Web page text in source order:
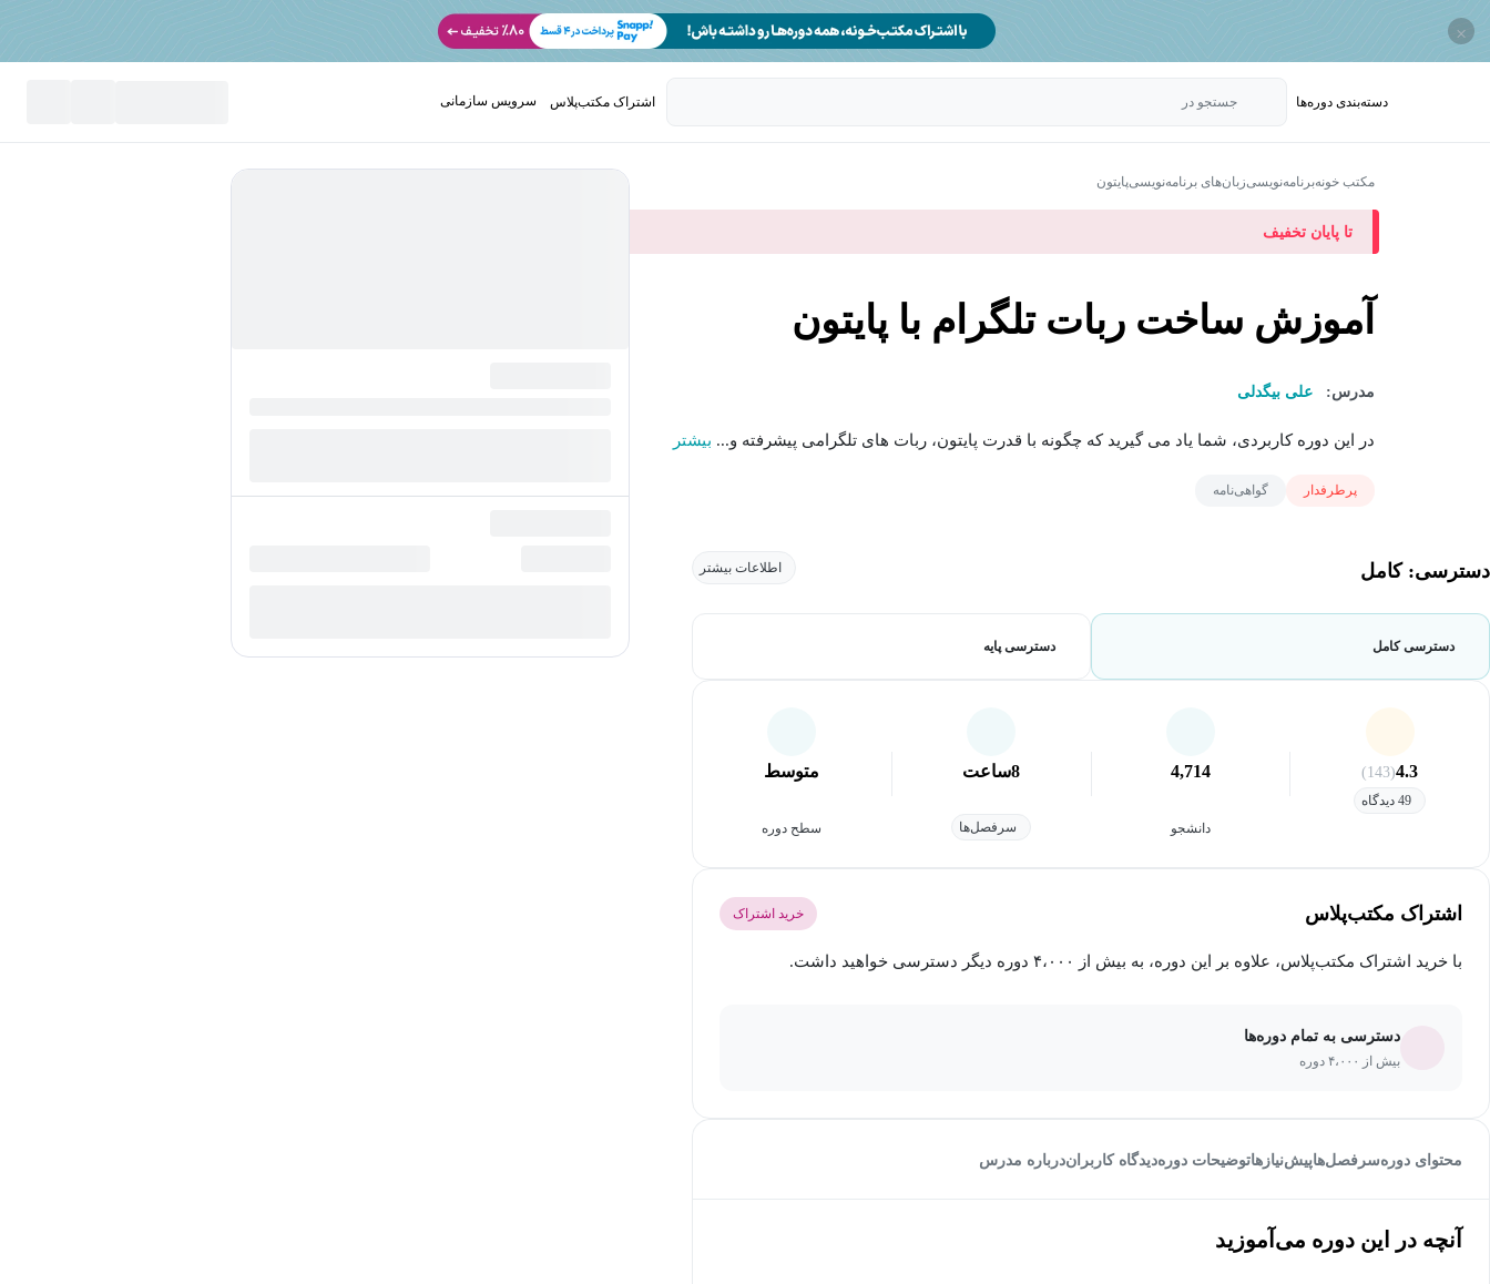
×
دسته‌بندی‌ دوره‌ها جستجو در اشتراک مکتب‌پلاس سرویس سازمانی
مکتب خونهبرنامه‌نویسیزبان‌های برنامه‌نویسیپایتون
تا پایان تخفیف
آموزش ساخت ربات تلگرام با پایتون
مدرس: علی بیگدلی
در این دوره کاربردی، شما یاد می گیرید که چگونه با قدرت پایتون، ربات های تلگرامی پیشرفته و... بیشتر
پرطرفدار گواهی‌نامه
دسترسی: کامل اطلاعات بیشتر
دسترسی کامل دسترسی پایه
4.3
(143)
49 دیدگاه
4,714
دانشجو
8ساعت
سرفصل‌ها
متوسط
سطح دوره
اشتراک مکتب‌پلاس خرید اشتراک
با خرید اشتراک مکتب‌پلاس، علاوه بر این دوره، به بیش از ۴،۰۰۰ دوره دیگر دسترسی خواهید داشت.
دسترسی به تمام دوره‌ها
بیش از ۴،۰۰۰ دوره
محتوای دورهسرفصل‌هاپیش‌نیاز‌هاتوضیحات دورهدیدگاه کاربراندرباره مدرس
آنچه در این دوره می‌آموزید